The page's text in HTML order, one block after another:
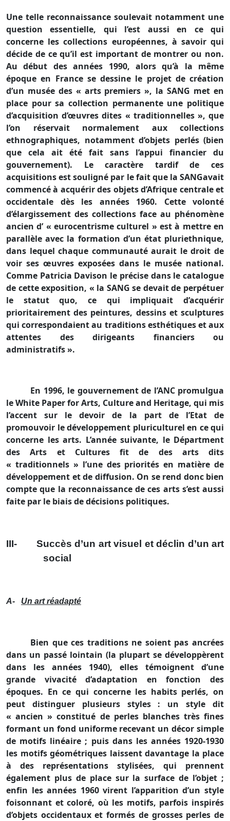
Une telle reconnaissance soulevait notamment une
question essentielle, qui l’est aussi en ce qui
concerne les collections européennes, à savoir qui
décide de ce qu’il est important de montrer ou non.
Au début des années 1990, alors qu’à la même
époque en France se dessine le projet de création
d’un musée des « arts premiers », la SANG met en
place pour sa collection permanente une politique
d’acquisition d’œuvres dites « traditionnelles », que
l’on réservait normalement aux collections
ethnographiques, notamment d’objets perlés (bien
que cela ait été fait sans l’appui financier du
gouvernement). Le caractère tardif de ces
acquisitions est souligné par le fait que la SANGavait
commencé à acquérir des objets d’Afrique centrale et
occidentale dès les années 1960. Cette volonté
d’élargissement des collections face au phénomène
ancien d’ « eurocentrisme culturel » est à mettre en
parallèle avec la formation d’un état pluriethnique,
dans lequel chaque communauté aurait le droit de
voir ses œuvres exposées dans le musée national.
Comme Patricia Davison le précise dans le catalogue
de cette exposition, « la SANG se devait de perpétuer
le statut quo, ce qui impliquait d’acquérir
prioritairement des peintures, dessins et sculptures
qui correspondaient au traditions esthétiques et aux
attentes des dirigeants financiers ou
administratifs ».
En 1996, le gouvernement de l’ANC promulgua
le White Paper for Arts, Culture and Heritage, qui mis
l’accent sur le devoir de la part de l’Etat de
promouvoir le développement pluriculturel en ce qui
concerne les arts. L’année suivante, le Départment
des Arts et Cultures fit de des arts dits
« traditionnels » l’une des priorités en matière de
développement et de diffusion. On se rend donc bien
compte que la reconnaissance de ces arts s’est aussi
faite par le biais de décisions politiques.
III-
Succès d’un art visuel et déclin d’un art
social
A- Un art réadapté
Bien que ces traditions ne soient pas ancrées
dans un passé lointain (la plupart se développèrent
dans les années 1940), elles témoignent d’une
grande vivacité d’adaptation en fonction des
époques. En ce qui concerne les habits perlés, on
peut distinguer plusieurs styles : un style dit
« ancien » constitué de perles blanches très fines
formant un fond uniforme recevant un décor simple
de motifs linéaire ; puis dans les années 1920-1930
les motifs géométriques laissent davantage la place
à des représentations stylisées, qui prennent
également plus de place sur la surface de l’objet ;
enfin les années 1960 virent l’apparition d’un style
foisonnant et coloré, où les motifs, parfois inspirés
d’objets occidentaux et formés de grosses perles de